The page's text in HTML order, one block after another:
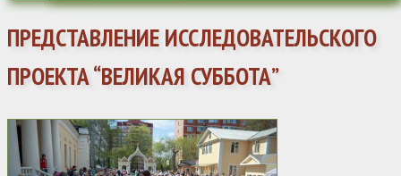
ПРЕДСТАВЛЕНИЕ ИССЛЕДОВАТЕЛЬСКОГО
ПРОЕКТА “ВЕЛИКАЯ СУББОТА”